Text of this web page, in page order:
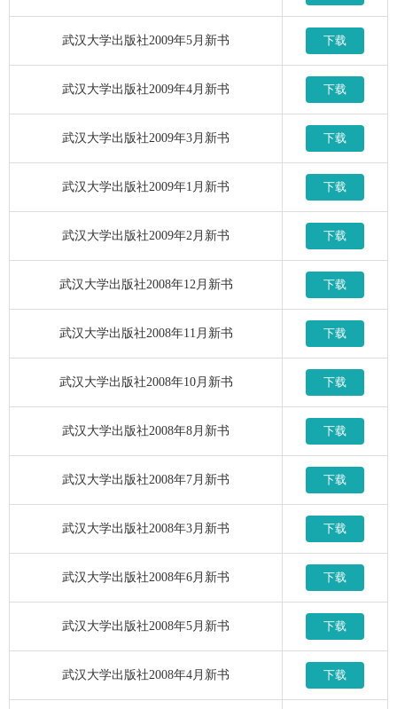
武汉大学出版社2009年5月新书 下载
武汉大学出版社2009年4月新书 下载
武汉大学出版社2009年3月新书 下载
武汉大学出版社2009年1月新书 下载
武汉大学出版社2009年2月新书 下载
武汉大学出版社2008年12月新书 下载
武汉大学出版社2008年11月新书 下载
武汉大学出版社2008年10月新书 下载
武汉大学出版社2008年8月新书 下载
武汉大学出版社2008年7月新书 下载
武汉大学出版社2008年3月新书 下载
武汉大学出版社2008年6月新书 下载
武汉大学出版社2008年5月新书 下载
武汉大学出版社2008年4月新书 下载